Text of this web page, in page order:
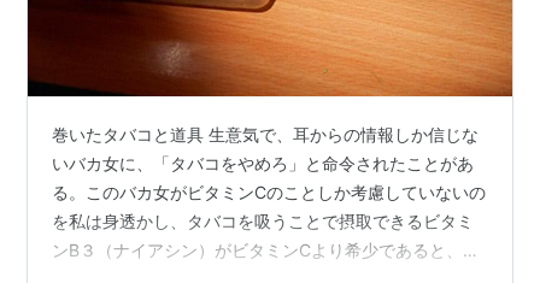
巻いたタバコと道具 生意気で、耳からの情報しか信じな
いバカ女に、「タバコをやめろ」と命令されたことがあ
る。このバカ女がビタミンCのことしか考慮していないの
を私は身透かし、タバコを吸うことで摂取できるビタミ
ンB３（ナイアシン）がビタミンCより希少であると、こ